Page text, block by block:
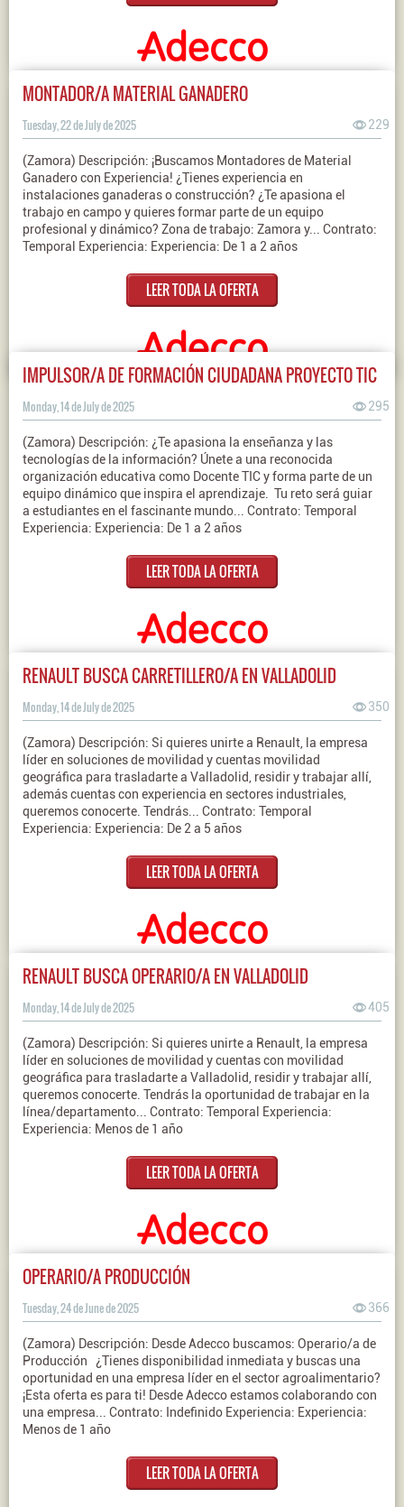
MONTADOR/A MATERIAL GANADERO
Tuesday, 22 de July de 2025 229
(Zamora) Descripción: ¡Buscamos Montadores de Material
Ganadero con Experiencia! ¿Tienes experiencia en
instalaciones ganaderas o construcción? ¿Te apasiona el
trabajo en campo y quieres formar parte de un equipo
profesional y dinámico? Zona de trabajo: Zamora y... Contrato:
Temporal Experiencia: Experiencia: De 1 a 2 años
LEER TODA LA OFERTA
IMPULSOR/A DE FORMACIÓN CIUDADANA PROYECTO TIC
Monday, 14 de July de 2025 295
(Zamora) Descripción: ¿Te apasiona la enseñanza y las
tecnologías de la información? Únete a una reconocida
organización educativa como Docente TIC y forma parte de un
equipo dinámico que inspira el aprendizaje. Tu reto será guiar
a estudiantes en el fascinante mundo... Contrato: Temporal
Experiencia: Experiencia: De 1 a 2 años
LEER TODA LA OFERTA
RENAULT BUSCA CARRETILLERO/A EN VALLADOLID
Monday, 14 de July de 2025 350
(Zamora) Descripción: Si quieres unirte a Renault, la empresa
líder en soluciones de movilidad y cuentas movilidad
geográfica para trasladarte a Valladolid, residir y trabajar allí,
además cuentas con experiencia en sectores industriales,
queremos conocerte. Tendrás... Contrato: Temporal
Experiencia: Experiencia: De 2 a 5 años
LEER TODA LA OFERTA
RENAULT BUSCA OPERARIO/A EN VALLADOLID
Monday, 14 de July de 2025 405
(Zamora) Descripción: Si quieres unirte a Renault, la empresa
líder en soluciones de movilidad y cuentas con movilidad
geográfica para trasladarte a Valladolid, residir y trabajar allí,
queremos conocerte. Tendrás la oportunidad de trabajar en la
línea/departamento... Contrato: Temporal Experiencia:
Experiencia: Menos de 1 año
LEER TODA LA OFERTA
OPERARIO/A PRODUCCIÓN
Tuesday, 24 de June de 2025 366
(Zamora) Descripción: Desde Adecco buscamos: Operario/a de
Producción ¿Tienes disponibilidad inmediata y buscas una
oportunidad en una empresa líder en el sector agroalimentario?
¡Esta oferta es para ti! Desde Adecco estamos colaborando con
una empresa... Contrato: Indefinido Experiencia: Experiencia:
Menos de 1 año
LEER TODA LA OFERTA